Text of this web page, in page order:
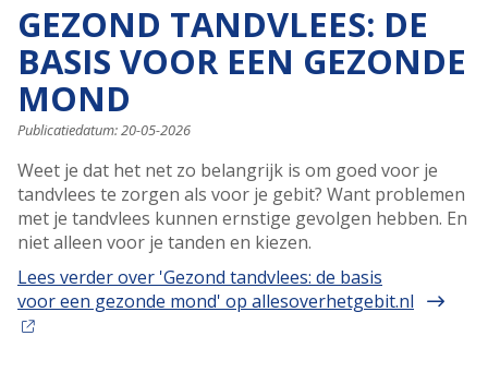
GEZOND TANDVLEES: DE
BASIS VOOR EEN GEZONDE
MOND
Publicatiedatum:20-05-2026
Weet je dat het net zo belangrijk is om goed voor je
tandvlees te zorgen als voor je gebit? Want problemen
met je tandvlees kunnen ernstige gevolgen hebben. En
niet alleen voor je tanden en kiezen.
Lees verderover 'Gezond tandvlees: de basis
voor een gezonde mond' op allesoverhetgebit.nl